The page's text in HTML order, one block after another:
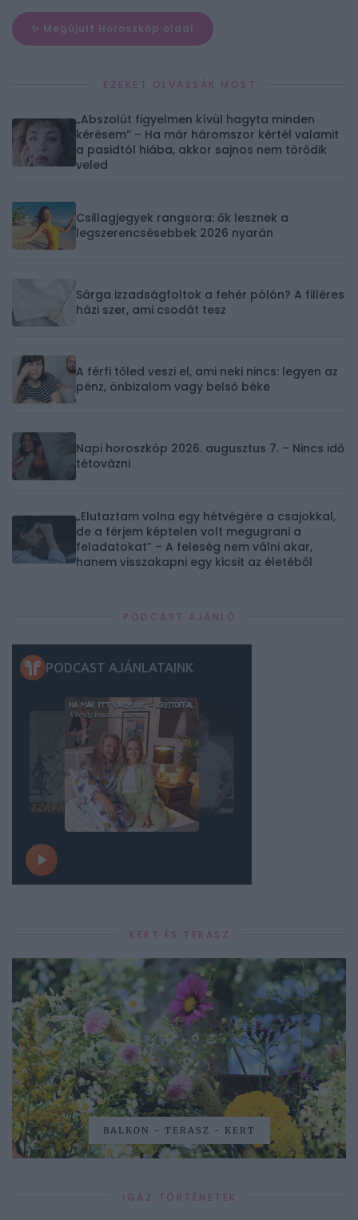
✨ Megújult Horoszkóp oldal
EZEKET OLVASSÁK MOST
„Abszolút figyelmen kívül hagyta minden
kérésem” – Ha már háromszor kértél valamit
a pasidtól hiába, akkor sajnos nem törődik
veled
Csillagjegyek rangsora: ők lesznek a
legszerencsésebbek 2026 nyarán
Sárga izzadságfoltok a fehér pólón? A filléres
házi szer, ami csodát tesz
A férfi tőled veszi el, ami neki nincs: legyen az
pénz, önbizalom vagy belső béke
Napi horoszkóp 2026. augusztus 7. – Nincs idő
tétovázni
„Elutaztam volna egy hétvégére a csajokkal,
de a férjem képtelen volt megugrani a
feladatokat” – A feleség nem válni akar,
hanem visszakapni egy kicsit az életéből
PODCAST AJÁNLÓ
KERT ÉS TERASZ
BALKON - TERASZ - KERT
IGAZ TÖRTÉNETEK